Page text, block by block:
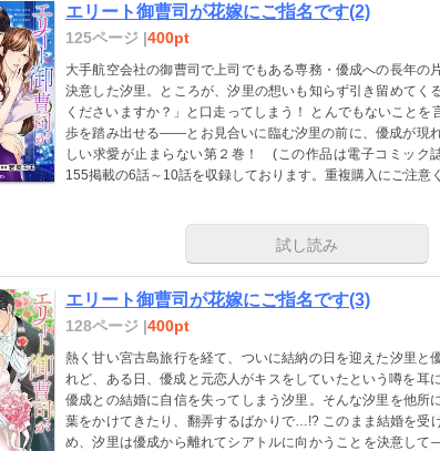
エリート御曹司が花嫁にご指名です(2)
125ページ |400pt
大手航空会社の御曹司で上司でもある専務・優成への長年の
決意した汐里。ところが、汐里の想いも知らず引き留めてく
くださいますか？」と口走ってしまう！ とんでもないこと
歩を踏み出せる――とお見合いに臨む汐里の前に、優成が現
しい求愛が止まらない第２巻！ (この作品は電子コミック
155掲載の6話～10話を収録しております。重複購入にご注意
試し読み
エリート御曹司が花嫁にご指名です(3)
128ページ |400pt
熱く甘い宮古島旅行を経て、ついに結納の日を迎えた汐里と
れど、ある日、優成と元恋人がキスをしていたという噂を耳
優成との結婚に自信を失ってしまう汐里。そんな汐里を他所
葉をかけてきたり、翻弄するばかりで…!? このまま結婚を受
め、汐里は優成から離れてシアトルに向かうことを決意し